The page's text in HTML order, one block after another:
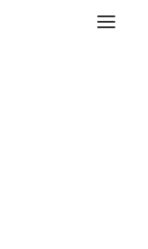
(UE)
la dernière fois
et aux résidents
Européen et de la